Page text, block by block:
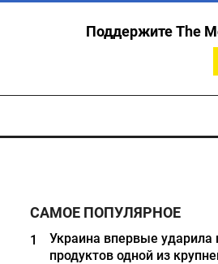
Поддержите The
САМОЕ ПОПУЛЯРНОЕ
1
Украина впервые ударила
продуктов одной из